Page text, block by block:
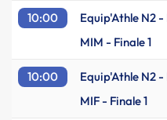
10:00 Equip'Athle N2
MIM - Finale 1
10:00 Equip'Athle N2
MIF - Finale 1